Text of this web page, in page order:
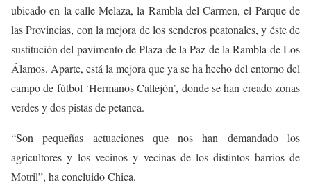
ubicado en la calle Melaza, la Rambla del Carmen, el Parque de
las Provincias, con la mejora de los senderos peatonales, y éste de
sustitución del pavimento de Plaza de la Paz de la Rambla de Los
Álamos. Aparte, está la mejora que ya se ha hecho del entorno del
campo de fútbol ‘Hermanos Callejón’, donde se han creado zonas
verdes y dos pistas de petanca.
“Son pequeñas actuaciones que nos han demandado los
agricultores y los vecinos y vecinas de los distintos barrios de
Motril”, ha concluido Chica.